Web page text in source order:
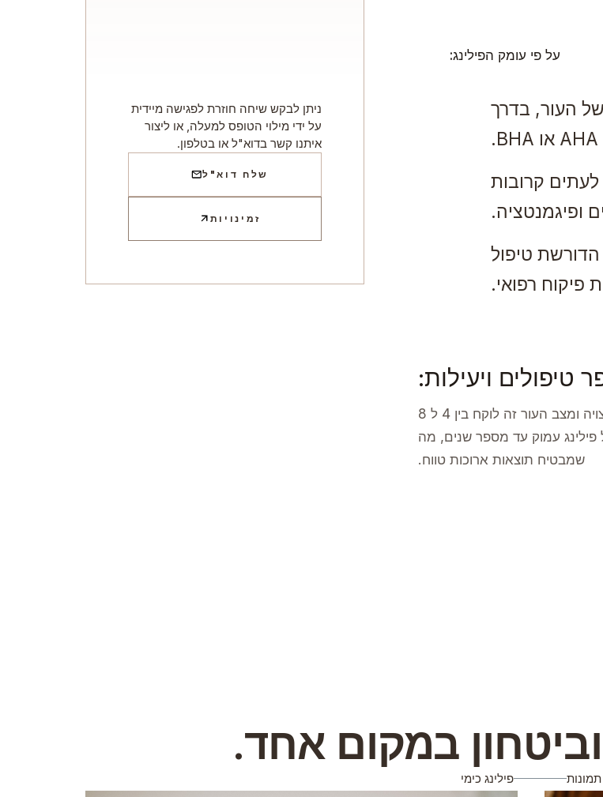
על פי עומק הפילינג:
העור, בדרך
לעתים קרובות
ופיגמנטציה.
הדורשת טיפול
רפואי.
טיפולים ויעילות:
מהלך טיפוסי של טיפול מתבצע כל 2-3 שבועות, תלוי בתוצאה הרצויה ומצב העור זה לוקח בין 4 ל 8
פילינג עמוק עד מספר שנים, מה
שמבטיח תוצאות ארוכות טווח.
ניתן לבקש שיחה חוזרת לפגישה מיידית
על ידי מילוי הטופס למעלה, או ליצור
איתנו קשר בדוא"ל או בטלפון.
שלח דוא"ל
זמינויות
וביטחון במקום אחד.
תמונות פילינג כימי